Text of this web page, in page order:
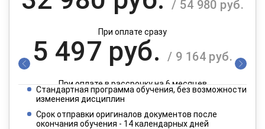
/ 54 980 руб.
При оплате сразу
5 497 руб. / 9 164 руб.
При оплате в рассрочку на 6 месяцев
2 749 руб.
Стандартная программа обучения, без возможности
изменения дисциплин
Срок отправки оригиналов документов после
окончания обучения - 14 календарных дней